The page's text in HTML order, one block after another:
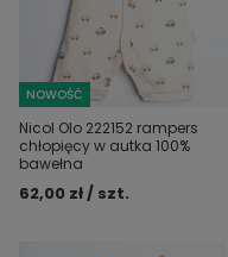
NOWOŚĆ
Nicol Olo 222152 rampers
chłopięcy w autka 100%
bawełna
62,00 zł / szt.